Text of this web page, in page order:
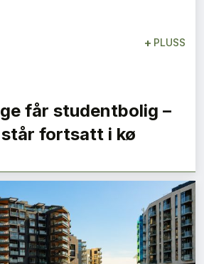
+ PLUSS
får studentbolig –
står fortsatt i kø